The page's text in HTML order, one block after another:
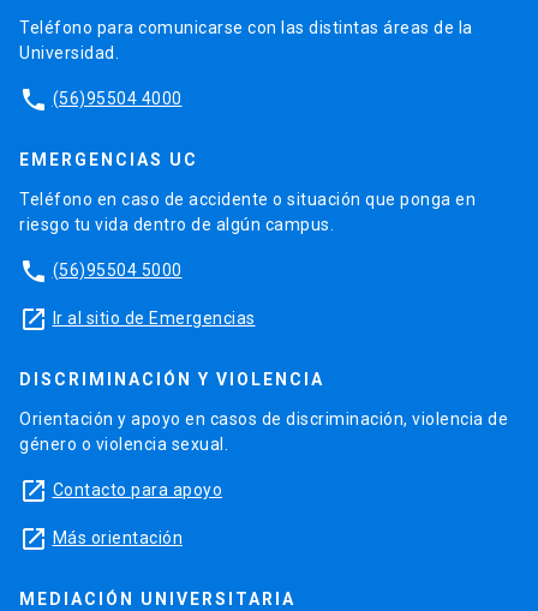
Teléfono para comunicarse con las distintas áreas de la
Universidad.
phone (56)95504 4000
EMERGENCIAS UC
Teléfono en caso de accidente o situación que ponga en
riesgo tu vida dentro de algún campus.
phone (56)95504 5000
launch Ir al sitio de Emergencias
DISCRIMINACIÓN Y VIOLENCIA
Orientación y apoyo en casos de discriminación, violencia de
género o violencia sexual.
launch Contacto para apoyo
launch Más orientación
MEDIACIÓN UNIVERSITARIA